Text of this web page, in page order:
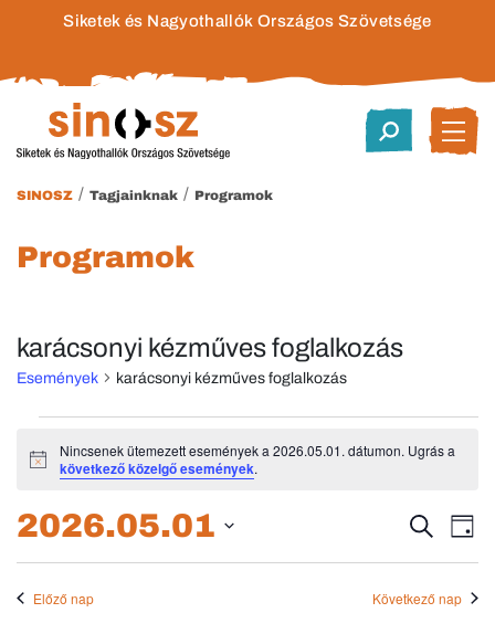
Siketek és Nagyothallók Országos Szövetsége
SINOSZ / Tagjainknak / Programok
Programok
karácsonyi kézműves foglalkozás
Események karácsonyi kézműves foglalkozás
Események
for
2026.05.01.
Notice
Nincsenek ütemezett események a 2026.05.01. dátumon. Ugrás a
következő közelgő események.
és
Keresett
kifejezés
Nap
2026.05.01
Előző nap
Következő nap